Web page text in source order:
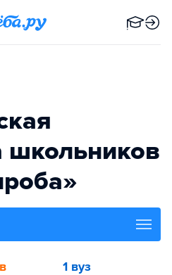
школьников
1 вуз